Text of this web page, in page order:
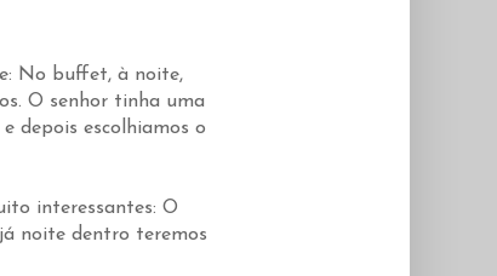
No buffet, à noite,
O senhor tinha uma
depois escolhiamos o
interessantes: O
noite dentro teremos